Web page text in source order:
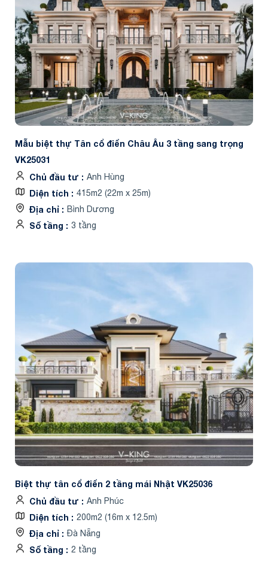
Mẫu biệt thự Tân cổ điển Châu Âu 3 tầng sang trọng
VK25031
Chủ đầu tư
Anh Hùng
Diện tích 415m2 (22m x 25m)
Địa chỉ Bình Dương
Số tầng 3 tầng
Biệt thự tân cổ điển 2 tầng mái Nhật VK25036
Chủ đầu tư
Anh Phúc
Diện tích 200m2 (16m x 12.5m)
Địa chỉ Đà Nẵng
Số tầng 2 tầng